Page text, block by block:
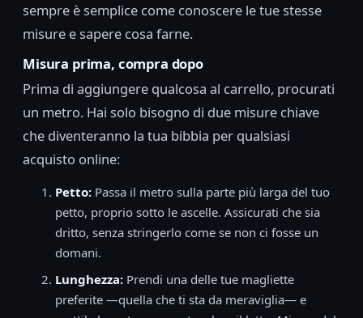
sempre è semplice come conoscere le tue stesse
misure e sapere cosa farne.
Misura prima, compra dopo
Prima di aggiungere qualcosa al carrello, procurati
un metro. Hai solo bisogno di due misure chiave
che diventeranno la tua bibbia per qualsiasi
acquisto online:
Petto: Passa il metro sulla parte più larga del tuo
petto, proprio sotto le ascelle. Assicurati che sia
dritto, senza stringerlo come se non ci fosse un
domani.
Lunghezza: Prendi una delle tue magliette
preferite —quella che ti sta da meraviglia— e